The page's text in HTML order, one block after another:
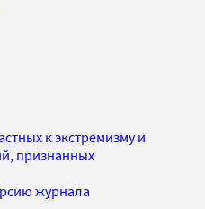
к экстремизму и
признанных
журнала